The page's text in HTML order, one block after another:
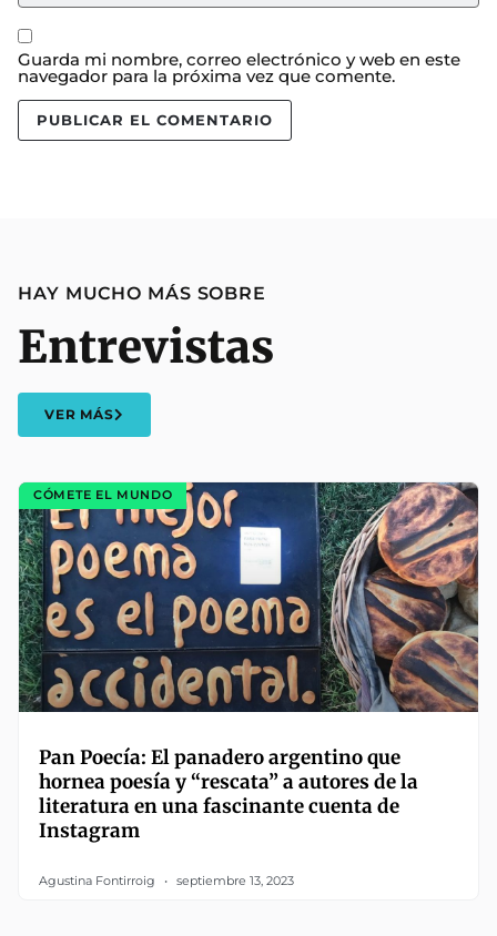
Guarda mi nombre, correo electrónico y web en este
navegador para la próxima vez que comente.
HAY MUCHO MÁS SOBRE
Entrevistas
VER MÁS
CÓMETE EL MUNDO
Pan Poecía: El panadero argentino que
hornea poesía y “rescata” a autores de la
literatura en una fascinante cuenta de
Instagram
Agustina Fontirroig septiembre 13, 2023